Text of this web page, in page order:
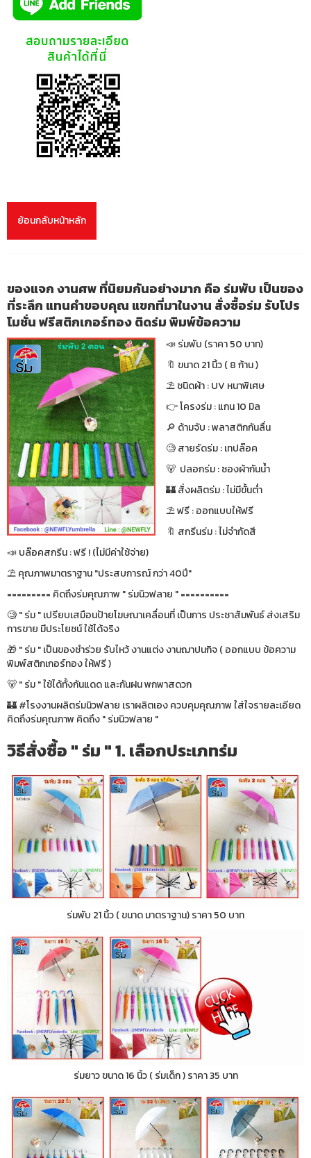
ย้อนกลับหน้าหลัก
ของแจก งานศพ ที่นิยมกันอย่างมาก คือ ร่มพับ เป็นของ
ที่ระลึก แทนคำขอบคุณ แขกที่มาในงาน สั่งซื้อร่ม รับโปร
โมชั่น ฟรีสติกเกอร์ทอง ติดร่ม พิมพ์ข้อความ
📣 ร่มพับ (ราคา 50 บาท)
🔖 ขนาด 21 นิ้ว ( 8 ก้าน )
⛱ ชนิดผ้า : UV หนาพิเศษ
👉 โครงร่ม : แกน 10 มิล
🔎 ด้ามจับ : พลาสติกกันลื่น
🧐 สายรัดร่ม : เทปล๊อค
🐻 ปลอกร่ม : ซองผ้ากันน้ำ
🏰 สั่งผลิตร่ม : ไม่มีขั้นต่ำ
⛱ ฟรี : ออกแบบให้ฟรี
🔖 สกรีนร่ม : ไม่จำกัดสี
📣 บล๊อคสกรีน : ฟรี ! (ไม่มีค่าใช้จ่าย)
⛱ คุณภาพมาตราฐาน "ประสบการณ์ กว่า 40ปี"
========= คิดถึงร่มคุณภาพ " ร่มนิวฟลาย " ==========
🧐 " ร่ม " เปรียบเสมือนป้ายโฆษณาเคลื่อนที่ เป็นการ ประชาสัมพันธ์ ส่งเสริม
การขาย มีประโยชน์ ใช้ได้จริง
🎁 " ร่ม " เป็นของชำร่วย รับไหว้ งานแต่ง งานฌาปนกิจ ( ออกแบบ ข้อความ
พิมพ์สติกเกอร์ทอง ให้ฟรี )
🐻 " ร่ม " ใช้ได้ทั้งกันแดด และกันฝน พกพาสดวก
🏰 #โรงงานผลิตร่มนิวฟลาย เราผลิตเอง ควบคุมคุณภาพ ใส่ใจรายละเอียด
คิดถึงร่มคุณภาพ คิดถึง " ร่มนิวฟลาย "
วิธีสั่งซื้อ " ร่ม " 1. เลือกประเภทร่ม
ร่มพับ 21 นิ้ว ( ขนาด มาตราฐาน) ราคา 50 บาท
ร่มยาว ขนาด 16 นิ้ว ( ร่มเด็ก ) ราคา 35 บาท